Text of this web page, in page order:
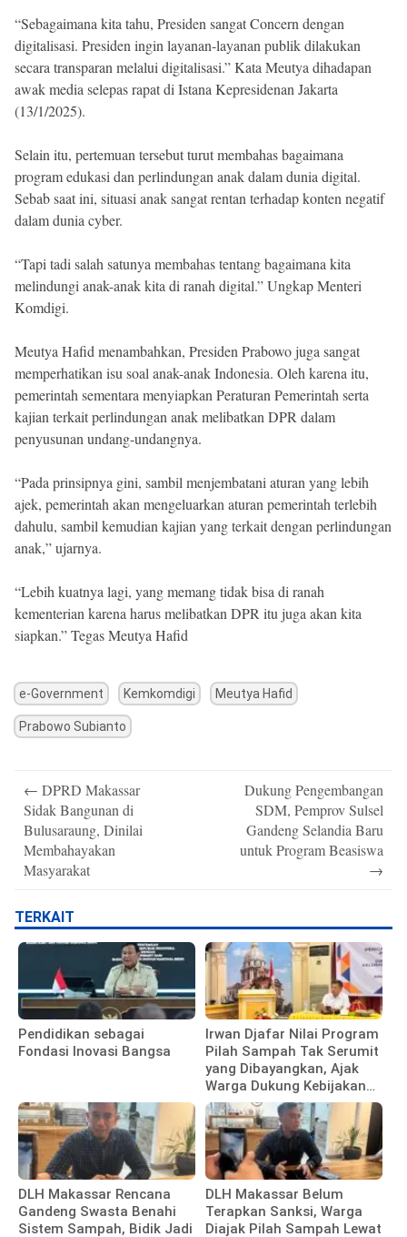
“Sebagaimana kita tahu, Presiden sangat Concern dengan
digitalisasi. Presiden ingin layanan-layanan publik dilakukan
secara transparan melalui digitalisasi.” Kata Meutya dihadapan
awak media selepas rapat di Istana Kepresidenan Jakarta
(13/1/2025).
Selain itu, pertemuan tersebut turut membahas bagaimana
program edukasi dan perlindungan anak dalam dunia digital.
Sebab saat ini, situasi anak sangat rentan terhadap konten negatif
dalam dunia cyber.
“Tapi tadi salah satunya membahas tentang bagaimana kita
melindungi anak-anak kita di ranah digital.” Ungkap Menteri
Komdigi.
Meutya Hafid menambahkan, Presiden Prabowo juga sangat
memperhatikan isu soal anak-anak Indonesia. Oleh karena itu,
pemerintah sementara menyiapkan Peraturan Pemerintah serta
kajian terkait perlindungan anak melibatkan DPR dalam
penyusunan undang-undangnya.
“Pada prinsipnya gini, sambil menjembatani aturan yang lebih
ajek, pemerintah akan mengeluarkan aturan pemerintah terlebih
dahulu, sambil kemudian kajian yang terkait dengan perlindungan
anak,” ujarnya.
“Lebih kuatnya lagi, yang memang tidak bisa di ranah
kementerian karena harus melibatkan DPR itu juga akan kita
siapkan.” Tegas Meutya Hafid
e-Government Kemkomdigi Meutya Hafid
Prabowo Subianto
navigation
← DPRD Makassar
Sidak Bangunan di
Bulusaraung, Dinilai
Membahayakan
Masyarakat
Dukung Pengembangan
SDM, Pemprov Sulsel
Gandeng Selandia Baru
untuk Program Beasiswa
→
TERKAIT
Pendidikan sebagai
Fondasi Inovasi Bangsa
Irwan Djafar Nilai Program
Pilah Sampah Tak Serumit
yang Dibayangkan, Ajak
Warga Dukung Kebijakan
Pemkot
DLH Makassar Rencana
Gandeng Swasta Benahi
Sistem Sampah, Bidik Jadi
DLH Makassar Belum
Terapkan Sanksi, Warga
Diajak Pilah Sampah Lewat